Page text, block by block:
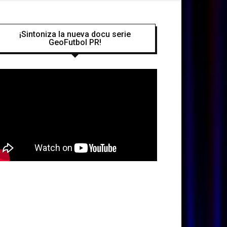
¡Sintoniza la nueva docu serie
GeoFutbol PR!